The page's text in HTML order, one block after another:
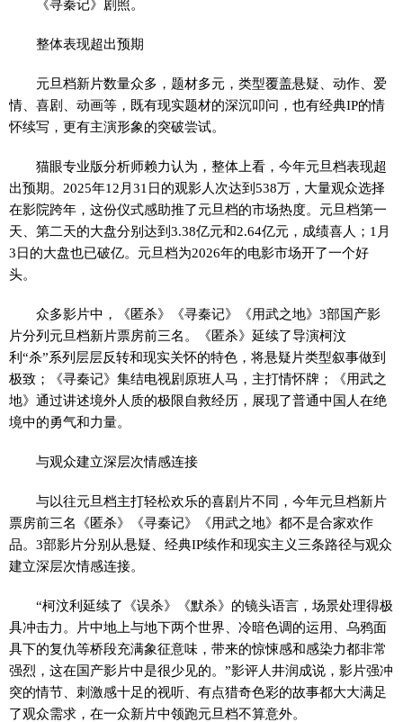
《寻秦记》剧照。
整体表现超出预期
元旦档新片数量众多，题材多元，类型覆盖悬疑、动作、爱
情、喜剧、动画等，既有现实题材的深沉叩问，也有经典IP的情
怀续写，更有主演形象的突破尝试。
猫眼专业版分析师赖力认为，整体上看，今年元旦档表现超
出预期。2025年12月31日的观影人次达到538万，大量观众选择
在影院跨年，这份仪式感助推了元旦档的市场热度。元旦档第一
天、第二天的大盘分别达到3.38亿元和2.64亿元，成绩喜人；1月
3日的大盘也已破亿。元旦档为2026年的电影市场开了一个好
头。
众多影片中，《匿杀》《寻秦记》《用武之地》3部国产影
片分列元旦档新片票房前三名。《匿杀》延续了导演柯汶
利“杀”系列层层反转和现实关怀的特色，将悬疑片类型叙事做到
极致；《寻秦记》集结电视剧原班人马，主打情怀牌；《用武之
地》通过讲述境外人质的极限自救经历，展现了普通中国人在绝
境中的勇气和力量。
与观众建立深层次情感连接
与以往元旦档主打轻松欢乐的喜剧片不同，今年元旦档新片
票房前三名《匿杀》《寻秦记》《用武之地》都不是合家欢作
品。3部影片分别从悬疑、经典IP续作和现实主义三条路径与观众
建立深层次情感连接。
“柯汶利延续了《误杀》《默杀》的镜头语言，场景处理得极
具冲击力。片中地上与地下两个世界、冷暗色调的运用、乌鸦面
具下的复仇等桥段充满象征意味，带来的惊悚感和感染力都非常
强烈，这在国产影片中是很少见的。”影评人井润成说，影片强冲
突的情节、刺激感十足的视听、有点猎奇色彩的故事都大大满足
了观众需求，在一众新片中领跑元旦档不算意外。